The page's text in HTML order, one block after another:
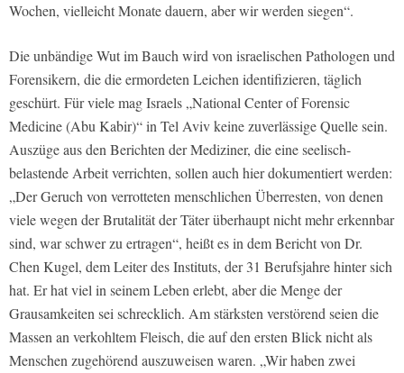
Wochen, vielleicht Monate dauern, aber wir werden siegen“.
Die unbändige Wut im Bauch wird von israelischen Pathologen und
Forensikern, die die ermordeten Leichen identifizieren, täglich
geschürt. Für viele mag Israels „National Center of Forensic
Medicine (Abu Kabir)“ in Tel Aviv keine zuverlässige Quelle sein.
Auszüge aus den Berichten der Mediziner, die eine seelisch-
belastende Arbeit verrichten, sollen auch hier dokumentiert werden:
„Der Geruch von verrotteten menschlichen Überresten, von denen
viele wegen der Brutalität der Täter überhaupt nicht mehr erkennbar
sind, war schwer zu ertragen“, heißt es in dem Bericht von Dr.
Chen Kugel, dem Leiter des Instituts, der 31 Berufsjahre hinter sich
hat. Er hat viel in seinem Leben erlebt, aber die Menge der
Grausamkeiten sei schrecklich. Am stärksten verstörend seien die
Massen an verkohltem Fleisch, die auf den ersten Blick nicht als
Menschen zugehörend auszuweisen waren. „Wir haben zwei